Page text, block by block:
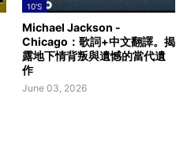
10'S
Michael Jackson -
Chicago：歌詞+中文翻譯。揭
露地下情背叛與遺憾的當代遺
作
June 03, 2026